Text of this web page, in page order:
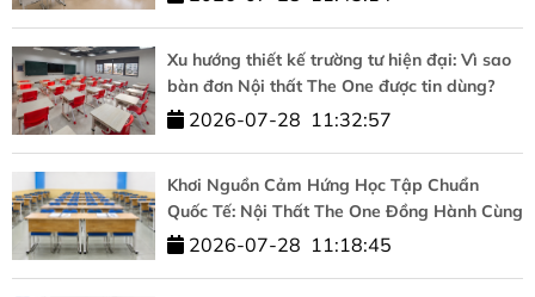
Xu hướng thiết kế trường tư hiện đại: Vì sao
bàn đơn Nội thất The One được tin dùng?
2026-07-28 11:32:57
Khơi Nguồn Cảm Hứng Học Tập Chuẩn
Quốc Tế: Nội Thất The One Đồng Hành Cùng
HUFLIT
2026-07-28 11:18:45